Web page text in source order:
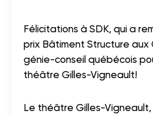
Félicitations à SDK, qui a
prix Bâtiment Structure aux
génie-conseil québécois
théâtre Gilles-Vigneault!
Le théâtre Gilles-